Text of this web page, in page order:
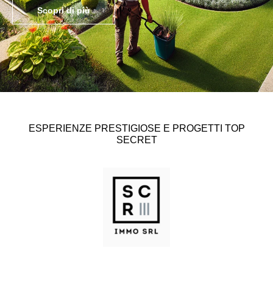
Scopri di più
ESPERIENZE PRESTIGIOSE E PROGETTI TOP
SECRET